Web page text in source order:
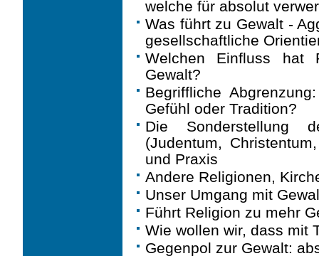
welche für absolut
Was führt zu Gewalt -
gesellschaftliche
Welchen Einfluss hat
Gewalt?
Begriffliche
Gefühl oder Tradition?
Die Sonderstellung
(Judentum,
und Praxis
Andere Religionen,
Unser Umgang mit
Führt Religion zu mehr
Wie wollen wir, dass mit
Gegenpol zur Gewalt: